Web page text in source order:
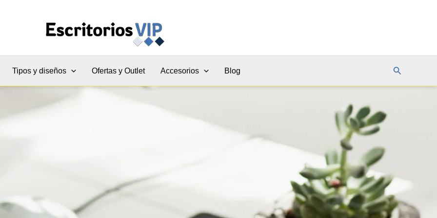
Tipos y diseños Ofertas y Outlet Accesorios Blog Buscar